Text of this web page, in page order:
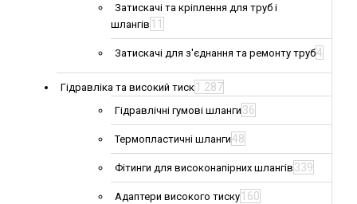
Затискачі та кріплення для труб і
шлангів 11
Затискачі для з'єднання та ремонту труб4
Гідравліка та високий тиск 1 287
Гідравлічні гумові шланги 36
Термопластичні шланги48
Фітинги для високонапірних шлангів 339
Адаптери високого тиску 160